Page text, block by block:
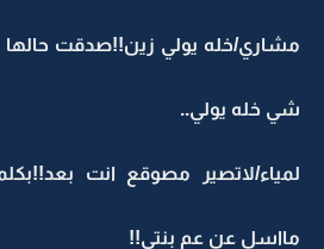
مشاري/خله يولي زين!!صدقت حالها
شي خله يولي..
لمياء/لاتصير مصوقع انت
مااسل عن عم بنتي!!